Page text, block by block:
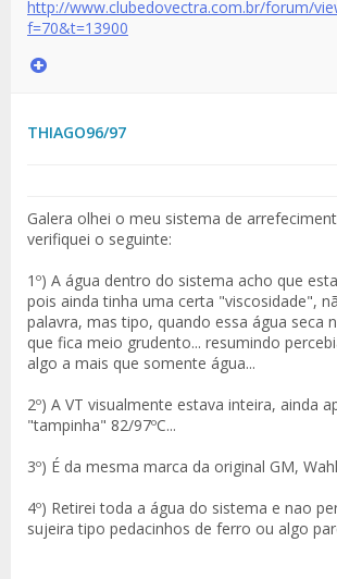
http://www.clubedovectra.com.br/forum/
f=70&t=13900
THIAGO96/97
Galera olhei o meu sistema de
verifiquei o seguinte:
1º) A água dentro do sistema acho que
pois ainda tinha uma certa "viscosidade",
palavra, mas tipo, quando essa água seca
que fica meio grudento... resumindo
algo a mais que somente água...
2º) A VT visualmente estava inteira, ainda
"tampinha" 82/97ºC...
3º) É da mesma marca da original GM,
4º) Retirei toda a água do sistema e nao
sujeira tipo pedacinhos de ferro ou algo